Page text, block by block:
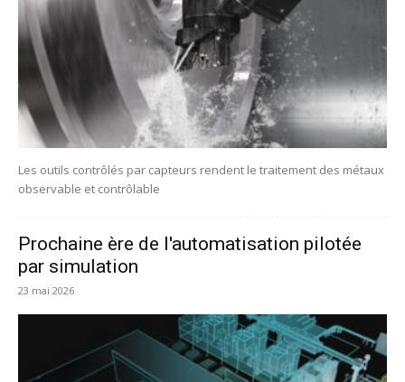
Les outils contrôlés par capteurs rendent le traitement des métaux
observable et contrôlable
Prochaine ère de l'automatisation pilotée
par simulation
23 mai 2026